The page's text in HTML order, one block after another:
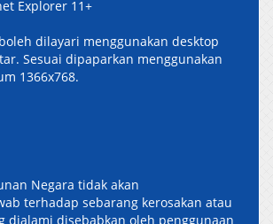
Explorer 11+
dilayari menggunakan desktop
Sesuai dipaparkan menggunakan
1366x768.
Negara tidak akan
terhadap sebarang kerosakan atau
dialami disebabkan oleh penggunaan